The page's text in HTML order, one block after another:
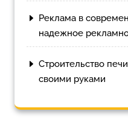
Реклама в
надежное
Строительство
своими руками